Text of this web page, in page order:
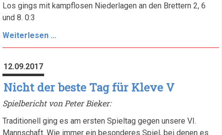
Los gings mit kampflosen Niederlagen an den Brettern 2, 6
und 8. 0:3
Weiterlesen …
Minus
man
schwer
punkten
12.09.2017
Nicht der beste Tag für Kleve V
Spielbericht von Peter Bieker:
Traditionell ging es am ersten Spieltag gegen unsere VI.
Mannschaft. Wie immer ein besonderes Spiel, bei denen es